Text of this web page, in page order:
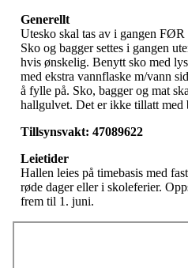
Generellt
Utesko skal tas av i gangen
Sko og bagger settes i gangen
hvis ønskelig. Benytt sko med
med ekstra vannflaske m/vann
å fylle på. Sko, bagger og mat
hallgulvet. Det er ikke tillatt med
Tillsynsvakt: 47089622
Leietider
Hallen leies på timebasis med
røde dager eller i skoleferier.
frem til 1. juni.